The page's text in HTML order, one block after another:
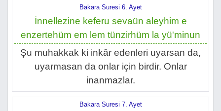
Bakara Suresi 6. Ayet
İnnellezine keferu sevaün aleyhim e
enzertehüm em lem tünzirhüm la yü'minun
Şu muhakkak ki inkâr edenleri uyarsan da,
uyarmasan da onlar için birdir. Onlar
inanmazlar.
Bakara Suresi 7. Ayet